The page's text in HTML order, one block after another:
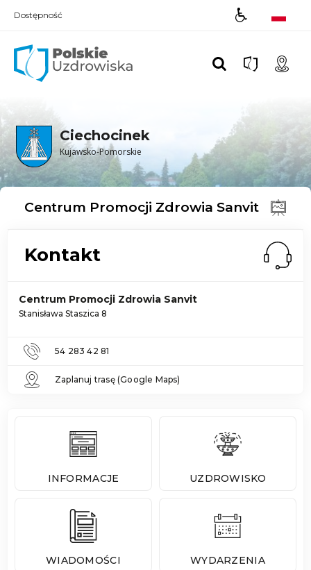
Dostępność
Ciechocinek
Kujawsko-Pomorskie
Centrum Promocji Zdrowia Sanvit
Kontakt
Centrum Promocji Zdrowia Sanvit
Stanisława Staszica 8
54 283 42 81
Zaplanuj trasę (Google Maps)
INFORMACJE UZDROWISKO
WIADOMOŚCI WYDARZENIA